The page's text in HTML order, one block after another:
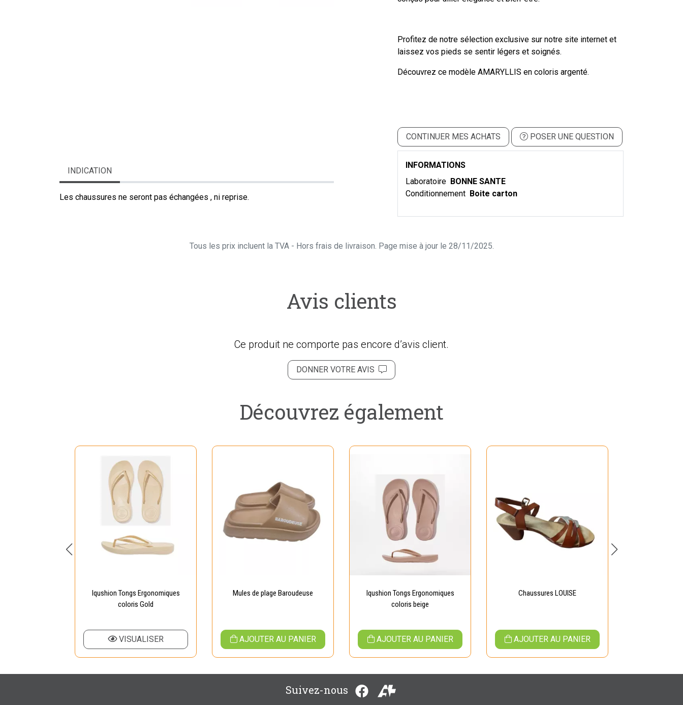
Profitez de notre sélection exclusive sur notre site internet et
laissez vos pieds se sentir légers et soignés.
Découvrez ce modèle AMARYLLIS en coloris argenté.
CONTINUER MES ACHATS POSER UNE QUESTION
INDICATION
Les chaussures ne seront pas échangées , ni reprise.
INFORMATIONS
Laboratoire BONNE SANTE
Conditionnement Boite carton
Tous les prix incluent la TVA - Hors frais de livraison. Page mise à jour le 28/11/2025.
Avis clients
Ce produit ne comporte pas encore d’avis client.
DONNER VOTRE AVIS
Découvrez également
Iqushion Tongs Ergonomiques
coloris Gold
VISUALISER
Mules de plage Baroudeuse
AJOUTER AU PANIER
Iqushion Tongs Ergonomiques
coloris beige
AJOUTER AU PANIER
Chaussures LOUISE
AJOUTER AU PANIER
Suivez-nous